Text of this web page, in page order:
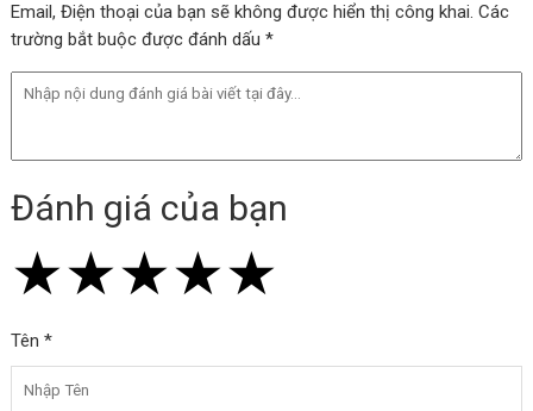
Email, Điện thoại của bạn sẽ không được hiển thị công khai. Các
trường bắt buộc được đánh dấu *
Đánh giá của bạn
★
★★
★★★
★★★★
★★★★★
Tên *